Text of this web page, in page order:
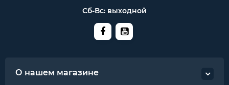
Сб-Вс: выходной
О нашем магазине